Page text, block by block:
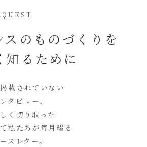
スの ものづくりを
知るために
掲載されていない
タビュー、
く切り取った
私たちが毎月綴る
スレター。